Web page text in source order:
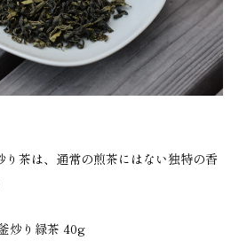
茶は、通常の煎茶にはない独特の香
炒り緑茶 40g